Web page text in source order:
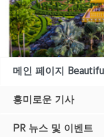
메인 페이지
흥미로운 기사
PR 뉴스 및 이벤트